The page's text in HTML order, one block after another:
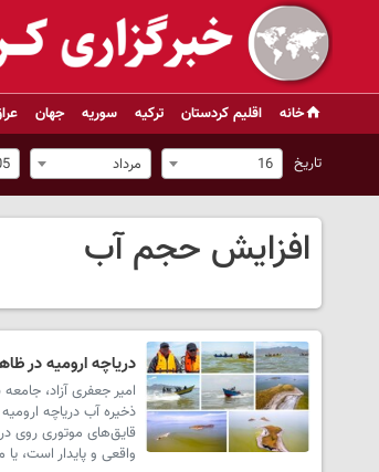
خانه اقلیم کردستان ترکیه سوریه جهان
تاریخ 16 مرداد
افزایش حجم آب
دریاچه ارومیه در
امیر جعفری آزاد،
ذخیره آب دریاچه
قایق‌های موتوری روی
واقعی و پایدار است، یا